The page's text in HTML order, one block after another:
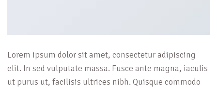
Lorem ipsum dolor sit amet, consectetur adipiscing
elit. In sed vulputate massa. Fusce ante magna, iaculis
ut purus ut, facilisis ultrices nibh. Quisque commodo